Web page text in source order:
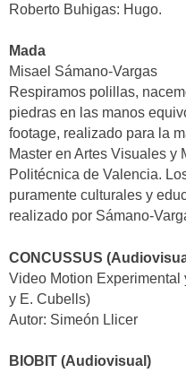
Roberto Buhigas: Hugo.
Mada
Misael Sámano-Vargas
Respiramos polillas,
piedras en las manos
footage, realizado para la
Master en Artes Visuales y
Politécnica de Valencia.
puramente culturales y
realizado por Sámano-
CONCUSSUS
Video Motion Experimental
y E. Cubells)
Autor: Simeón Llicer
BIOBIT (Audiovisual)